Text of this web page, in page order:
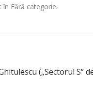
în Fără categorie.
(„Sectorul S”